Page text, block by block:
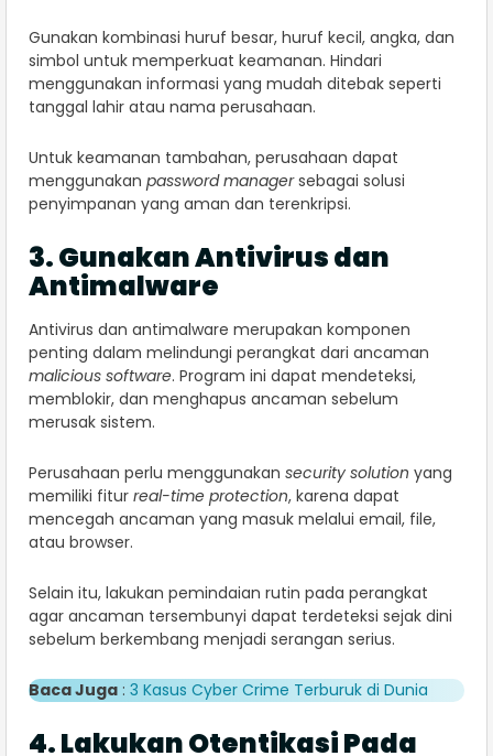
Gunakan kombinasi huruf besar, huruf kecil, angka, dan
simbol untuk memperkuat keamanan. Hindari
menggunakan informasi yang mudah ditebak seperti
tanggal lahir atau nama perusahaan.
Untuk keamanan tambahan, perusahaan dapat
menggunakan password managersebagai solusi
penyimpanan yang aman dan terenkripsi.
3. Gunakan Antivirus dan
Antimalware
Antivirus dan antimalware merupakan komponen
penting dalam melindungi perangkat dari ancaman
malicious software. Program ini dapat mendeteksi,
memblokir, dan menghapus ancaman sebelum
merusak sistem.
Perusahaan perlu menggunakan security solution yang
memiliki fitur real-time protection, karena dapat
mencegah ancaman yang masuk melalui email, file,
atau browser.
Selain itu, lakukan pemindaian rutin pada perangkat
agar ancaman tersembunyi dapat terdeteksi sejak dini
sebelum berkembang menjadi serangan serius.
Baca Juga : 3 Kasus Cyber Crime Terburuk di Dunia
4. Lakukan Otentikasi Pada